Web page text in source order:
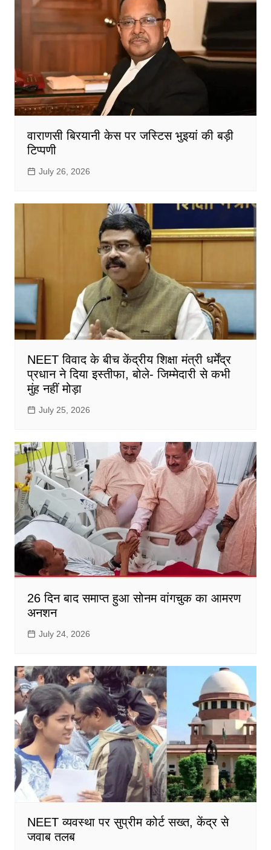
वाराणसी बिरयानी केस पर जस्टिस भुइयां की बड़ी
टिप्पणी
July 26, 2026
NEET विवाद के बीच केंद्रीय शिक्षा मंत्री धर्मेंद्र
प्रधान ने दिया इस्तीफा, बोले- जिम्मेदारी से कभी
मुंह नहीं मोड़ा
July 25, 2026
26 दिन बाद समाप्त हुआ सोनम वांगचुक का आमरण
अनशन
July 24, 2026
NEET व्यवस्था पर सुप्रीम कोर्ट सख्त, केंद्र से
जवाब तलब